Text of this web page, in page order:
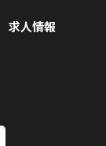
求人情報